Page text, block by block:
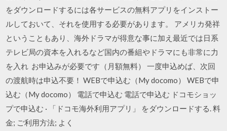
をダウンロードするには各サービスの無料アプリをインストー
ルしておいて、それを使用する必要があります。 アメリカ発祥
ということもあり、海外ドラマが得意な事に加え最近では日系
テレビ局の資本を入れるなど国内の番組やドラマにも非常に力
を入れ お申込みが必要です（月額無料） 一度申込めば、次回
の渡航時は申込不要！ WEBで申込む（My docomo） WEBで申
込む（My docomo） 電話で申込む 電話で申込む ドコモショッ
プで申込む · 「ドコモ海外利用アプリ」 をダウンロードする. 料
金; ご利用方法; よく